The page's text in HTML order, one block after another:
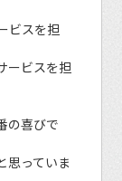
ビスを担
ービスを担
の喜びで
思っていま